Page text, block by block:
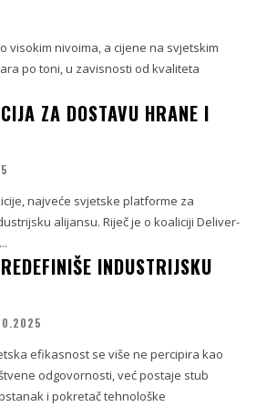
visokim nivoima, a cijene na svjetskim
po toni, u zavisnosti od kvaliteta
ZA DOSTAVU HRANE I
najveće svjetske platforme za
alijansu. Riječ je o koaliciji Deliver-
INDUSTRIJSKU
efikasnost se više ne percipira kao
odgovornosti, već postaje stub
i pokretač tehnološke